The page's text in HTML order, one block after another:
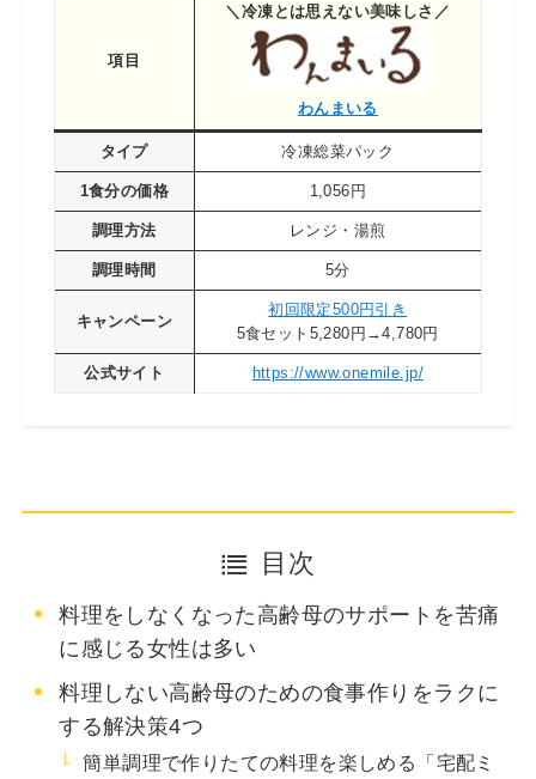
項目
＼冷凍とは思えない美味しさ／
わんまいる
タイプ 冷凍総菜パック
1食分の価格 1,056円
調理方法 レンジ・湯煎
調理時間 5分
キャンペーン
初回限定500円引き
5食セット5,280円→4,780円
公式サイト https://www.onemile.jp/
目次
料理をしなくなった高齢母のサポートを苦痛
に感じる女性は多い
料理しない高齢母のための食事作りをラクに
する解決策4つ
簡単調理で作りたての料理を楽しめる「宅配ミ